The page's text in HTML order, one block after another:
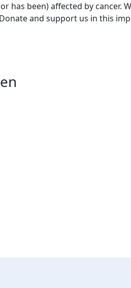
has been) affected by cancer.
and support us in this